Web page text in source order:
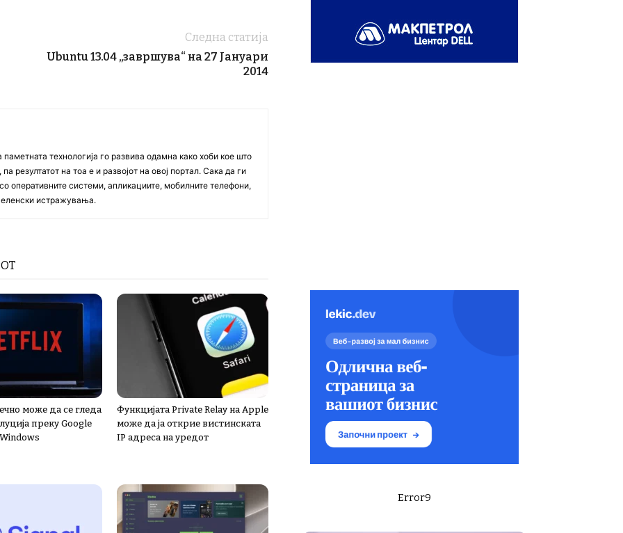
Следна статија
Ubuntu 13.04 „завршува“ на 27 Јануари
2014
паметната технологија го развива одамна како хоби кое што
резултатот на тоа е и развојот на овој портал. Сака да ги
оперативните системи, апликациите, мобилните телефони,
истражувања.
може да се гледа
преку Google
Функцијата Private Relay на Apple
може да ја открие вистинската
IP адреса на уредот
Error9